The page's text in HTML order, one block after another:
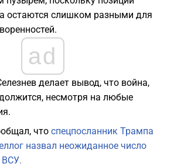
остаются слишком разными для
ad
делает вывод, что война,
несмотря на любые
что спецпосланник Трампа
назвал неожиданное число
ВСУ.